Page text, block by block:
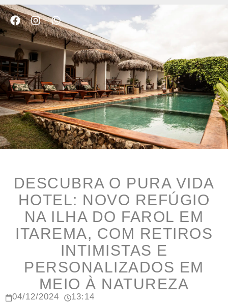
DESCUBRA O PURA VIDA
HOTEL: NOVO REFÚGIO
NA ILHA DO FAROL EM
ITAREMA, COM RETIROS
INTIMISTAS E
PERSONALIZADOS EM
MEIO À NATUREZA
04/12/2024 13:14